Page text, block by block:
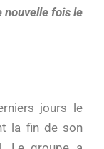
nouvelle fois le
jours le
la fin de son